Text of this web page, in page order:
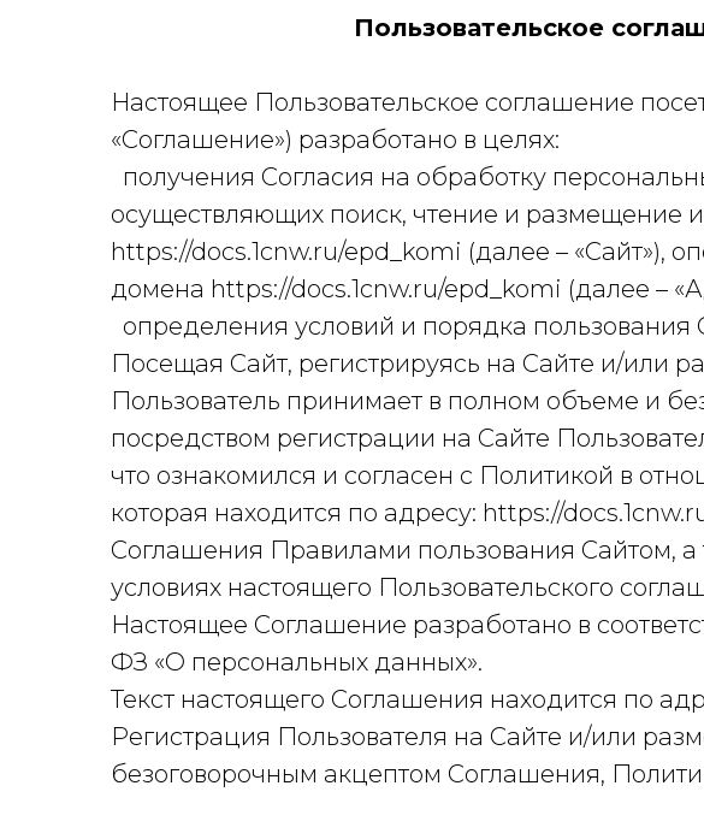
Пользовательское
Настоящее Пользовательское соглашение
«Соглашение») разработано в целях:
получения Согласия на обработку
осуществляющих поиск, чтение и размещение
https://docs.1cnw.ru/epd_komi (далее – «Сайт»),
домена https://docs.1cnw.ru/epd_komi (далее –
определения условий и порядка пользования
Посещая Сайт, регистрируясь на Сайте и/или
Пользователь принимает в полном объеме и
посредством регистрации на Сайте
что ознакомился и согласен с Политикой в
которая находится по адресу: https://
Соглашения Правилами пользования Сайтом, а
условиях настоящего Пользовательского
Настоящее Соглашение разработано в
ФЗ «О персональных данных».
Текст настоящего Соглашения находится по
Регистрация Пользователя на Сайте и/или
безоговорочным акцептом Соглашения,